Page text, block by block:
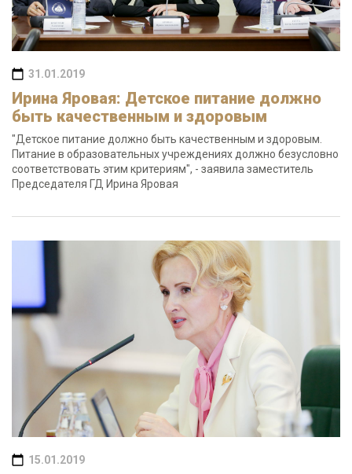
31.01.2019
Ирина Яровая: Детское питание должно
быть качественным и здоровым
"Детское питание должно быть качественным и здоровым.
Питание в образовательных учреждениях должно безусловно
соответствовать этим критериям", - заявила заместитель
Председателя ГД Ирина Яровая
15.01.2019